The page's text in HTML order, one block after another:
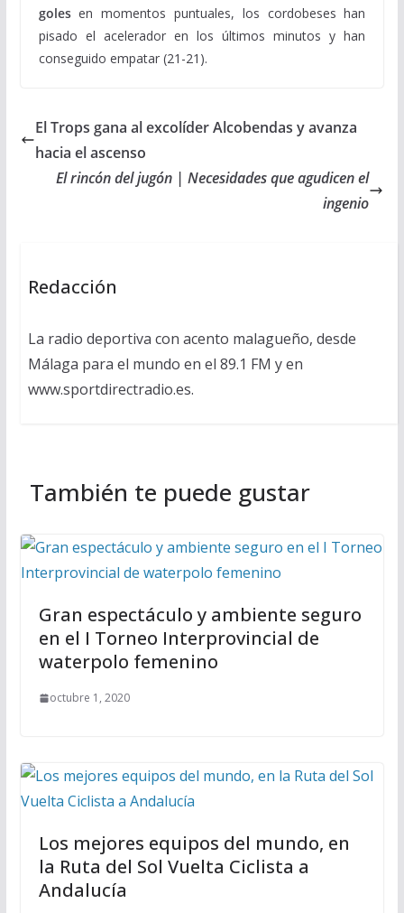
golesen momentos puntuales, los cordobeses han
pisado el acelerador en los últimos minutos y han
conseguido empatar (21-21).
El Trops gana al excolíder Alcobendas y avanza
hacia el ascenso
El rincón del jugón | Necesidades que agudicen el
ingenio
Redacción
La radio deportiva con acento malagueño, desde
Málaga para el mundo en el 89.1 FM y en
www.sportdirectradio.es.
También te puede gustar
Gran espectáculo y ambiente seguro
en el I Torneo Interprovincial de
waterpolo femenino
octubre 1, 2020
Los mejores equipos del mundo, en
la Ruta del Sol Vuelta Ciclista a
Andalucía